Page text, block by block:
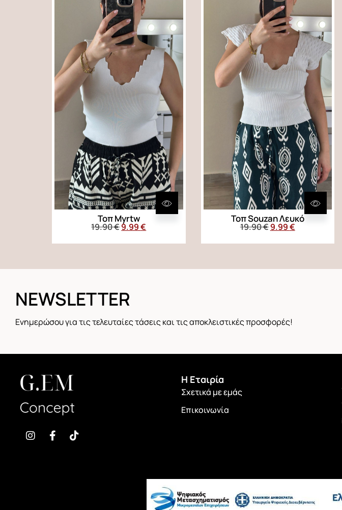
Τοπ Myrtw
19.90€9.99€
Τοπ Souzan Λευκό
19.90€9.99€
NEWSLETTER
Ενημερώσου για τις τελευταίες τάσεις και τις αποκλειστικές προσφορές!
H Εταιρία
Σχετικά με εμάς
Επικοινωνία